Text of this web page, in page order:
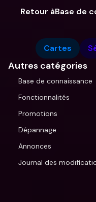
Retour àBase de
Cartes
Autres catégories
Base de connaissance
Fonctionnalités
Promotions
Dépannage
Annonces
Journal des